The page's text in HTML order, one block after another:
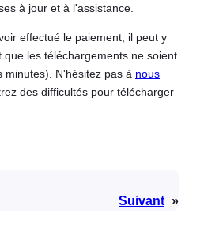
à jour et à l'assistance.
effectué le paiement, il peut y
les téléchargements ne soient
minutes). N'hésitez pas à nous
des difficultés pour télécharger
Suivant »